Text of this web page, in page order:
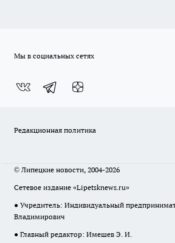
Мы в социальных сетях
Редакционная политика
© Липецкие новости, 2004-2026
Сетевое издание «Lipetsknews.ru»
● Учредитель: Индивидуальный
Владимирович
● Главный редактор: Имешев Э. И.